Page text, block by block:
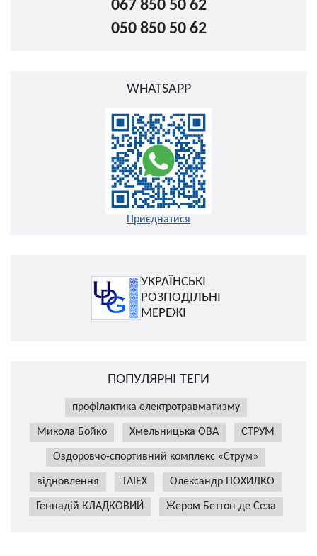
067 850 50 62
050 850 50 62
WHATSAPP
Приєднатися
УКРАЇНСЬКІ
РОЗПОДІЛЬНІ
МЕРЕЖІ
ПОПУЛЯРНІ ТЕГИ
профілактика електротравматизму
Микола Бойко Хмельницька ОВА СТРУМ
Оздоровчо-спортивний комплекс «Струм»
відновлення TAIEX Олександр ПОХИЛКО
Геннадій КЛАДКОВИЙ Жером Беттон де Сеза